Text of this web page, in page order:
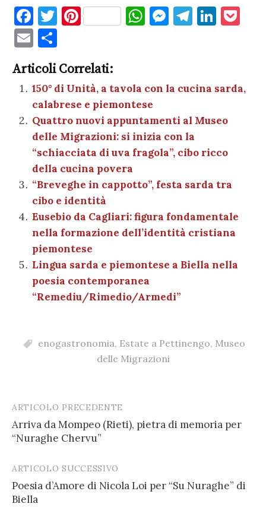
F
a
c
e
b
o
o
k
T
te
r
Pi
es
t
W
A
p
p
M
g
er
T
a
m
Li
dI et
E
m
ai
l
n
di
vi
di
Articoli Correlati:
150° di Unità, a tavola con la cucina sarda,
calabrese e piemontese
Quattro nuovi appuntamenti al Museo
delle Migrazioni: si inizia con la
“schiacciata di uva fragola”, cibo ricco
della cucina povera
“Breveghe in cappotto”, festa sarda tra
cibo e identità
Eusebio da Cagliari: figura fondamentale
nella formazione dell’identità cristiana
piemontese
Lingua sarda e piemontese a Biella nella
poesia contemporanea
“Remediu/Rimedio/Armedi”
enogastronomia, Estate a Pettinengo, Museo
delle Migrazioni
Post
navigation
ARTICOLO PRECEDENTE
Arriva da Mompeo (Rieti), pietra di memoria per
“Nuraghe Chervu”
ARTICOLO SUCCESSIVO
Poesia d’Amore di Nicola Loi per “Su Nuraghe” di
Biella